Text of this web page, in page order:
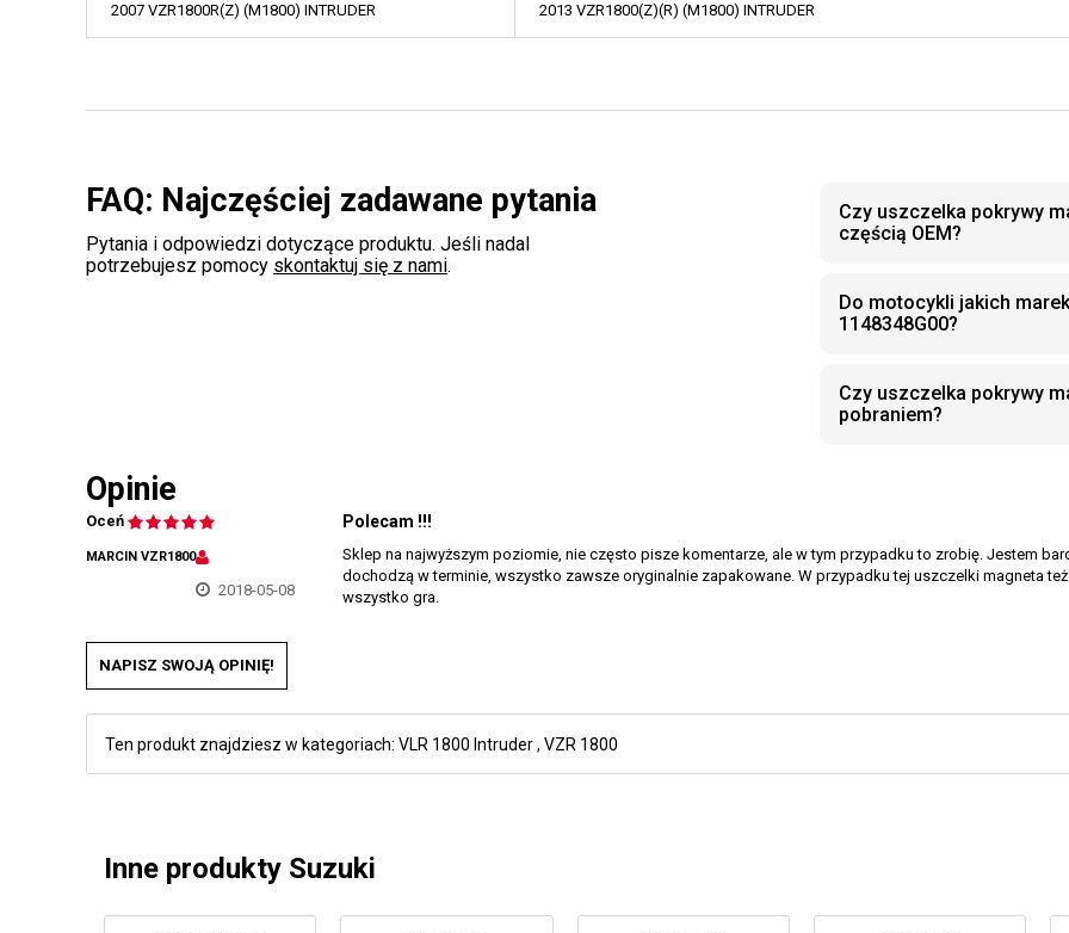
2007 VZR1800R(Z) (M1800) INTRUDER 2013 VZR1800(Z)(R) (M1800) INTRUDER
FAQ: Najczęściej zadawane pytania
Pytania i odpowiedzi dotyczące produktu. Jeśli nadal
potrzebujesz pomocy skontaktuj się z nami.
Czy uszczelka pokrywy
częścią OEM?
Do motocykli jakich
1148348G00?
Czy uszczelka pokrywy
pobraniem?
Opinie
Oceń
MARCIN VZR1800
2018-05-08
Polecam !!!
Sklep na najwyższym poziomie, nie często pisze komentarze, ale w tym przypadku to zrobię. Jestem
dochodzą w terminie, wszystko zawsze oryginalnie zapakowane. W przypadku tej uszczelki magneta też
wszystko gra.
NAPISZ SWOJĄ OPINIĘ!
Ten produkt znajdziesz w kategoriach: VLR 1800 Intruder, VZR 1800
Inne produkty Suzuki